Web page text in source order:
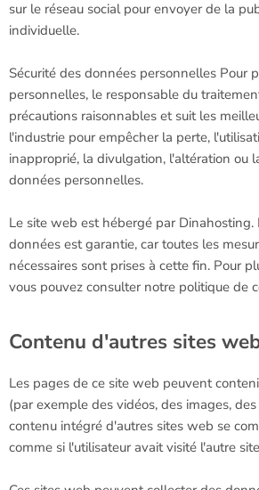
sur le réseau social pour envoyer de la
individuelle.
Sécurité des données personnelles Pour
personnelles, le responsable du
précautions raisonnables et suit les
l'industrie pour empêcher la perte,
inapproprié, la divulgation, l'altération ou
données personnelles.
Le site web est hébergé par Dinahosting.
données est garantie, car toutes les
nécessaires sont prises à cette fin. Pour
vous pouvez consulter notre politique de
Contenu d'autres sites
Les pages de ce site web peuvent
(par exemple des vidéos, des images,
contenu intégré d'autres sites web se
comme si l'utilisateur avait visité l'autre